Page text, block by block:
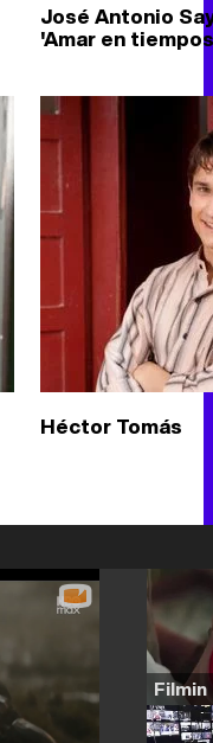
José Antonio
'Amar en
Héctor Tomás